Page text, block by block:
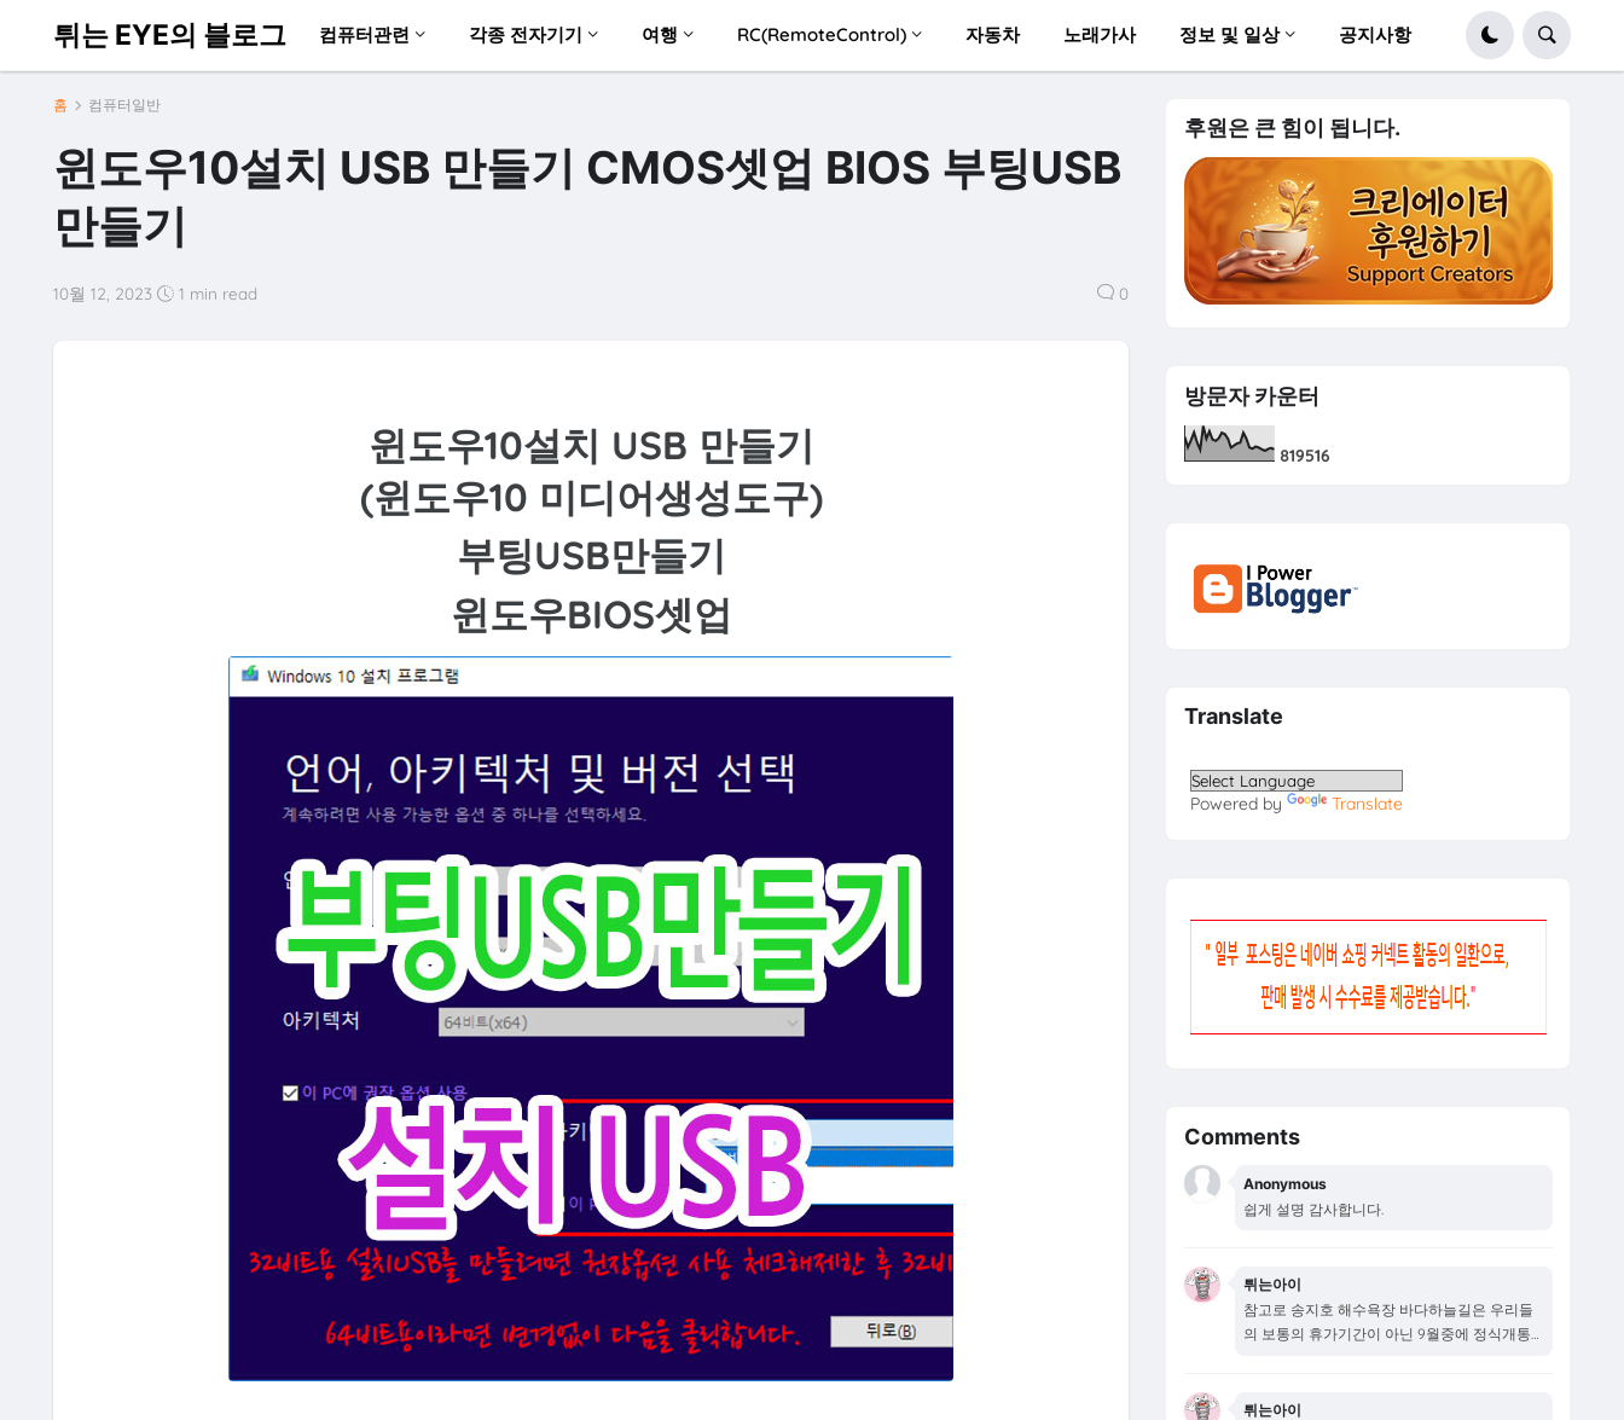
튀는 EYE의 블로그 컴퓨터관련 각종 전자기기 여행 RC(RemoteControl) 자동차 노래가사 정보 및 일상 공지사항
홈 컴퓨터일반
윈도우10설치 USB 만들기 CMOS셋업 BIOS 부팅USB
만들기
10월 12, 2023 1 min read 0
윈도우10설치 USB 만들기
(윈도우10 미디어생성도구)
부팅USB만들기
윈도우BIOS셋업
후원은 큰 힘이 됩니다.
방문자 카운터
819516
Translate
Powered by Translate
Comments
Anonymous
쉽게 설명 감사합니다.
튀는아이
참고로 송지호 해수욕장 바다하늘길은 우리들
의 보통의 휴가기간이 아닌 9월중에 정식개통
튀는아이